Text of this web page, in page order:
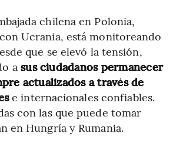
chilena en Polonia,
Ucrania, está monitoreando
que se elevó la tensión,
asus ciudadanos permanecer
actualizados a través de
e internacionales confiables.
con las que puede tomar
en Hungría y Rumania.